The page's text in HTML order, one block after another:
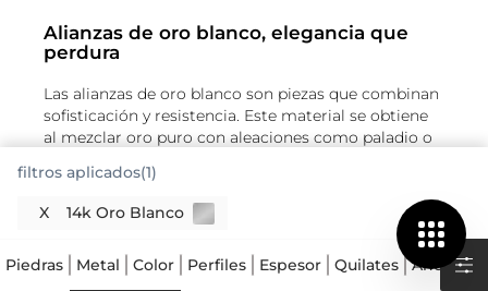
Alianzas de oro blanco, elegancia que
perdura
Las alianzas de oro blanco son piezas que combinan
sofisticación y resistencia. Este material se obtiene
al mezclar oro puro con aleaciones como paladio o
una mayor durabilidad. El oro blanco 14K, por
ejemplo, contiene 58.5% de oro puro, lo que
garantiza un equilibrio perfecto entre brillo y solidez.
A diferencia del oro amarillo, su acabado neutro
permite que los detalles, como engastes de
filtros aplicados(1)
X 14k Oro Blanco
Piedras Metal Color Perfiles Espesor Quilates Ancho